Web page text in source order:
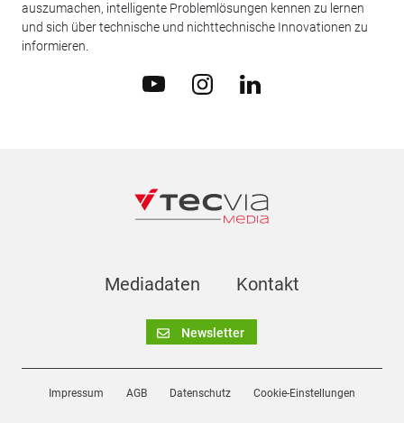
auszumachen, intelligente Problemlösungen kennen zu lernen
und sich über technische und nichttechnische Innovationen zu
informieren.
Mediadaten Kontakt
Newsletter
Impressum AGB Datenschutz Cookie-Einstellungen